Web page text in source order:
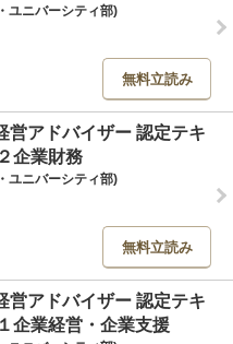
ユニバーシティ部)
無料立読み
営アドバイザー 認定テキ
企業財務
ユニバーシティ部)
無料立読み
営アドバイザー 認定テキ
企業経営・企業支援